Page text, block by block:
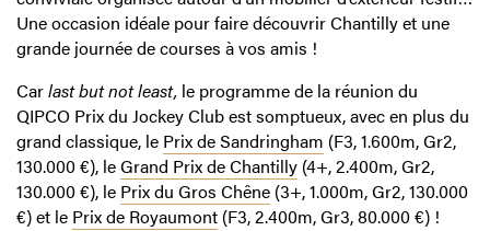
Une occasion idéale pour faire découvrir Chantilly et une
grande journée de courses à vos amis !
Carlast but not least, le programme de la réunion du
QIPCO Prix du Jockey Club est somptueux, avec en plus du
grand classique, le Prix de Sandringham (F3, 1.600m, Gr2,
130.000 €), leGrand Prix de Chantilly (4+, 2.400m, Gr2,
130.000 €), le Prix du Gros Chêne (3+, 1.000m, Gr2, 130.000
€) et le Prix de Royaumont (F3, 2.400m, Gr3, 80.000 €) !